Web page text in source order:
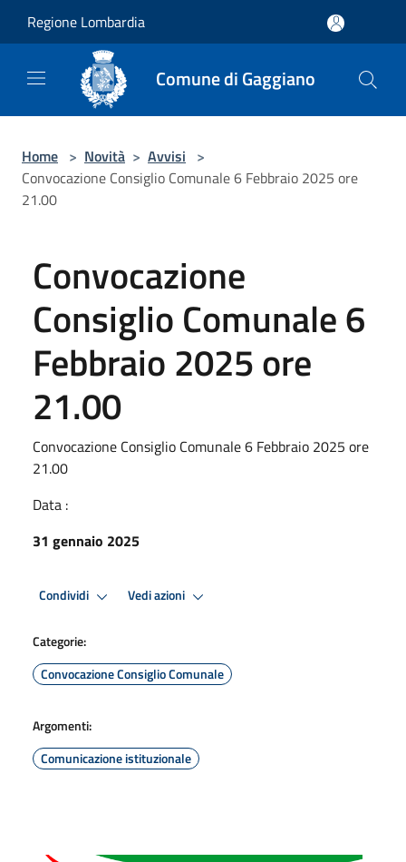
Regione Lombardia
Comune di Gaggiano
Home > Novità > Avvisi >
Convocazione Consiglio Comunale 6 Febbraio 2025 ore
21.00
Convocazione
Consiglio Comunale 6
Febbraio 2025 ore
21.00
Convocazione Consiglio Comunale 6 Febbraio 2025 ore
21.00
Data :
31 gennaio 2025
Condividi Vedi azioni
Categorie:
Convocazione Consiglio Comunale
Argomenti:
Comunicazione istituzionale